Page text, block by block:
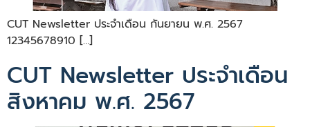
CUT Newsletter ประจำเดือน กันยายน พ.ศ. 2567
12345678910 […]
CUT Newsletter ประจำเดือน
สิงหาคม พ.ศ. 2567